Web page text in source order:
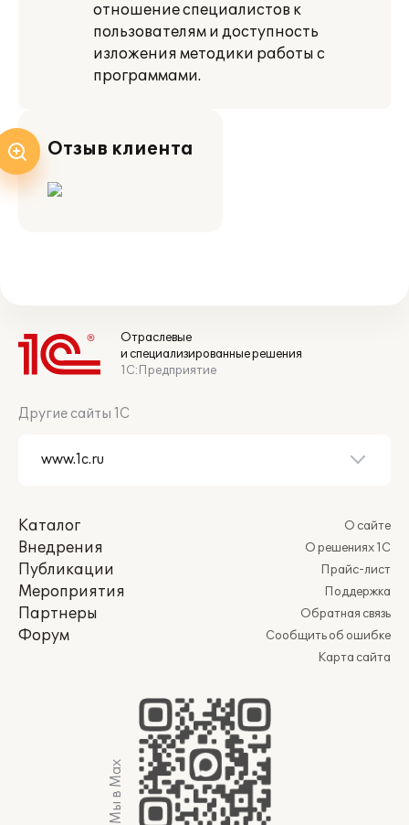
отношение специалистов к
пользователям и доступность
изложения методики работы с
программами.
Отзыв клиента
Отраслевые
и специализированные решения
1С:Предприятие
Другие сайты 1С
Каталог
Внедрения
Публикации
Мероприятия
Партнеры
Форум
О сайте
О решениях 1С
Прайс-лист
Поддержка
Обратная связь
Сообщить об ошибке
Карта сайта
Мы в Max